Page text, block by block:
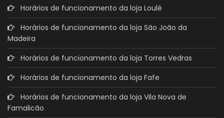
Horários de funcionamento da loja Loulé
Horários de funcionamento da loja São João da
Madeira
Horários de funcionamento da loja Torres Vedras
Horários de funcionamento da loja Fafe
Horários de funcionamento da loja Vila Nova de
Famalicão